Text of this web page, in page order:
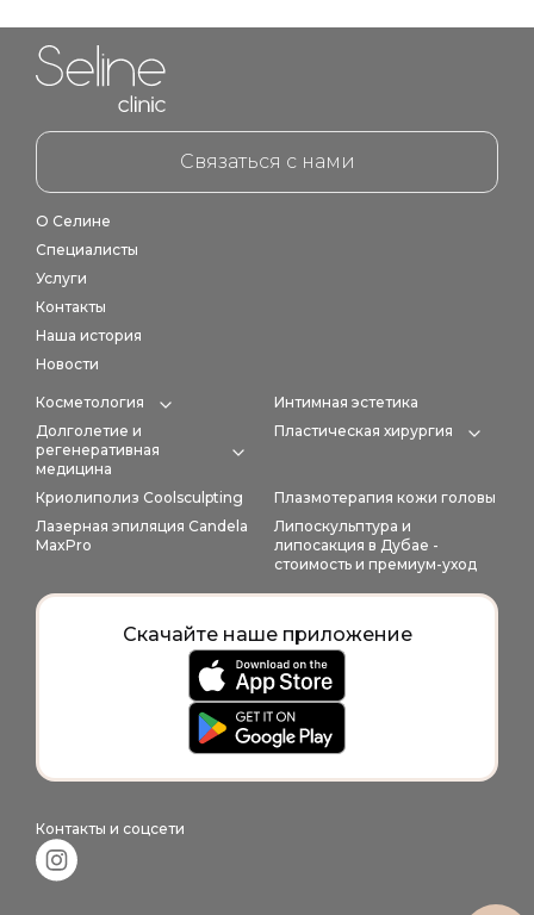
О Селине
Специалисты
Услуги
Контакты
Наша история
Новости
Косметология
Expand category
Интимная эстетика
Долголетие и
регенеративная
медицина
Expand category
Пластическая хирургия
Криолиполиз Coolsculpting
Плазмотерапия кожи головы
Лазерная эпиляция Candela
MaxPro
Липоскульптура и
липосакция в Дубае -
стоимость и премиум-уход
Контакты и соцсети
Связаться с нами
Скачайте наше приложение